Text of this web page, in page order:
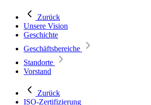
Zurück
Unsere Vision
Geschichte
Geschäftsbereiche
Standorte
Vorstand
Zurück
ISO-Zertifizierung